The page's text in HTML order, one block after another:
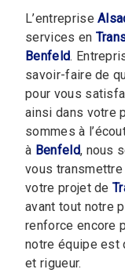
L’entreprise
services en
Benfeld.
savoir-faire de
pour vous
ainsi dans votre
sommes à
à Benfeld, nous
vous
votre projet de
avant tout notre
renforce encore
notre équipe est
et rigueur.